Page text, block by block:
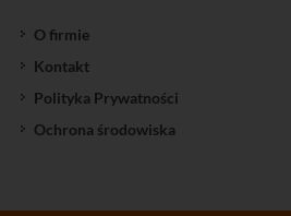
O firmie
Kontakt
Polityka Prywatności
Ochrona środowiska